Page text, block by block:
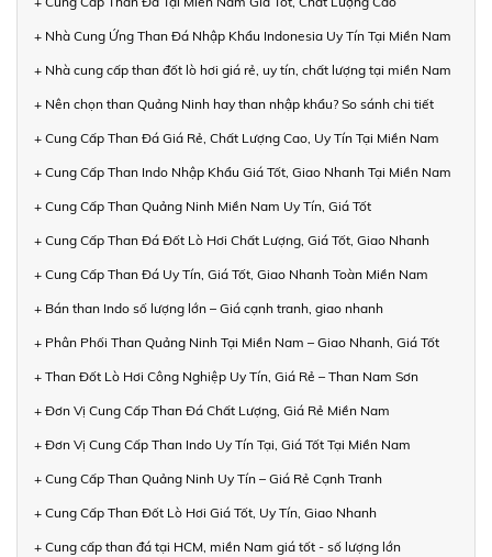
+ Nhà Cung Ứng Than Đá Nhập Khẩu Indonesia Uy Tín Tại Miền Nam
+ Nhà cung cấp than đốt lò hơi giá rẻ, uy tín, chất lượng tại miền Nam
+ Nên chọn than Quảng Ninh hay than nhập khẩu? So sánh chi tiết
+ Cung Cấp Than Đá Giá Rẻ, Chất Lượng Cao, Uy Tín Tại Miền Nam
+ Cung Cấp Than Indo Nhập Khẩu Giá Tốt, Giao Nhanh Tại Miền Nam
+ Cung Cấp Than Quảng Ninh Miền Nam Uy Tín, Giá Tốt
+ Cung Cấp Than Đá Đốt Lò Hơi Chất Lượng, Giá Tốt, Giao Nhanh
+ Cung Cấp Than Đá Uy Tín, Giá Tốt, Giao Nhanh Toàn Miền Nam
+ Bán than Indo số lượng lớn – Giá cạnh tranh, giao nhanh
+ Phân Phối Than Quảng Ninh Tại Miền Nam – Giao Nhanh, Giá Tốt
+ Than Đốt Lò Hơi Công Nghiệp Uy Tín, Giá Rẻ – Than Nam Sơn
+ Đơn Vị Cung Cấp Than Đá Chất Lượng, Giá Rẻ Miền Nam
+ Đơn Vị Cung Cấp Than Indo Uy Tín Tại, Giá Tốt Tại Miền Nam
+ Cung Cấp Than Quảng Ninh Uy Tín – Giá Rẻ Cạnh Tranh
+ Cung Cấp Than Đốt Lò Hơi Giá Tốt, Uy Tín, Giao Nhanh
+ Cung cấp than đá tại HCM, miền Nam giá tốt - số lượng lớn